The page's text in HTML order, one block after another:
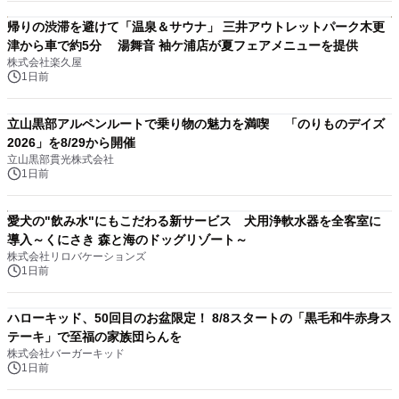
帰りの渋滞を避けて「温泉＆サウナ」 三井アウトレットパーク木更
津から車で約5分 湯舞音 袖ケ浦店が夏フェアメニューを提供
株式会社楽久屋
1日前
立山黒部アルペンルートで乗り物の魅力を満喫 「のりものデイズ
2026」を8/29から開催
立山黒部貫光株式会社
1日前
愛犬の"飲み水"にもこだわる新サービス 犬用浄軟水器を全客室に
導入～くにさき 森と海のドッグリゾート～
株式会社リロバケーションズ
1日前
ハローキッド、50回目のお盆限定！ 8/8スタートの「黒毛和牛赤身ス
テーキ」で至福の家族団らんを
株式会社バーガーキッド
1日前